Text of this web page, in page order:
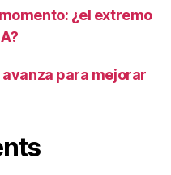
¿el extremo
avanza para mejorar